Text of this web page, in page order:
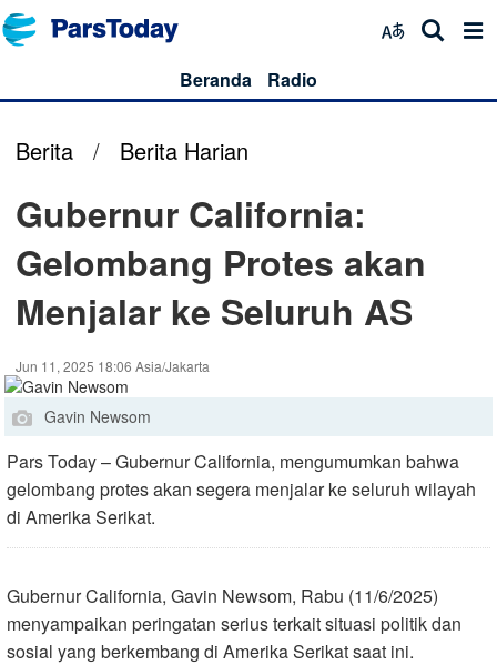
Beranda Radio
Berita / Berita Harian
Gubernur California:
Gelombang Protes akan
Menjalar ke Seluruh AS
Jun 11, 2025 18:06 Asia/Jakarta
Gavin Newsom
Pars Today – Gubernur California, mengumumkan bahwa
gelombang protes akan segera menjalar ke seluruh wilayah
di Amerika Serikat.
Gubernur California, Gavin Newsom, Rabu (11/6/2025)
menyampaikan peringatan serius terkait situasi politik dan
sosial yang berkembang di Amerika Serikat saat ini.